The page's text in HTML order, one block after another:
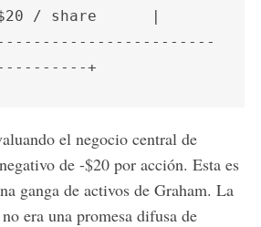
/ share      |
el negocio central de
de -$20 por acción. Esta es
ganga de activos de Graham. La
era una promesa difusa de